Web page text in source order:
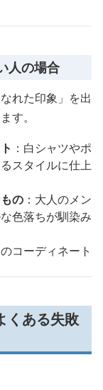
人の場合
れた印象」を出
す。
：白シャツやポ
スタイルに仕上
の ：大人のメン
色落ちが馴染み
コーディネート
くある失敗